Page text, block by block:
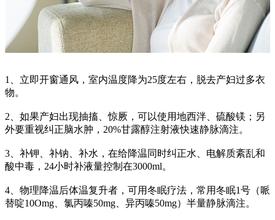
1、立即开窗通风，室内温度降为25度左右，脱去产妇过多衣
物。
2、如果产妇出现抽搐、惊厥，可以使用地西泮、硫酸镁；另
外要重视纠正脑水肿，20%甘露醇注射液快速静脉滴注。
3、补钾、补钠、补水，在给降温同时纠正水、电解质紊乱和
酸中毒，24小时补液量控制在3000ml。
4、物理降温后体温复升者，可用冬眠疗法，常用冬眠1号（哌
替啶10Omg、氯丙嗪50mg、异丙嗪50mg）半量静脉滴注。